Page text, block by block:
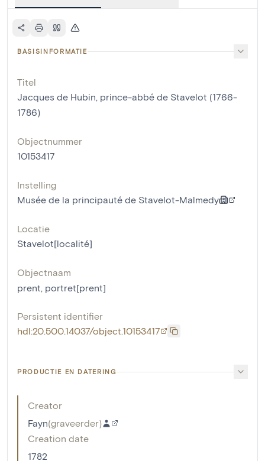
BASISINFORMATIE
Titel
Jacques de Hubin, prince-abbé de Stavelot (1766-
1786)
Objectnummer
10153417
Instelling
Musée de la principauté de Stavelot-Malmedy
Locatie
Stavelot[localité]
Objectnaam
prent, portret[prent]
Persistent identifier
hdl:20.500.14037/object.10153417
PRODUCTIE EN DATERING
Creator
Fayn(graveerder)
Creation date
1782